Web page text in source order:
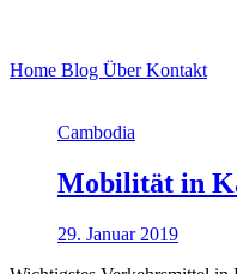
Home Blog ÜberKontakt
Cambodia
Mobilität in
29. Januar 2019